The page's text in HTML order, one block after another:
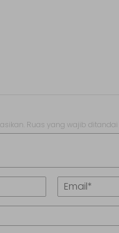
Ruas yang wajib ditandai